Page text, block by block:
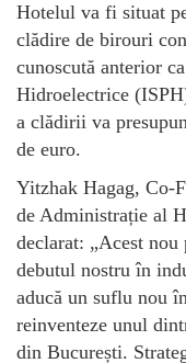
Hotelul va fi situat
clădire de birouri
cunoscută anterior
Hidroelectrice
a clădirii va
de euro.
Yitzhak Hagag, Co-
de Administrație al
declarat: „Acest
debutul nostru în
aducă un suflu nou
reinventeze unul
din București.